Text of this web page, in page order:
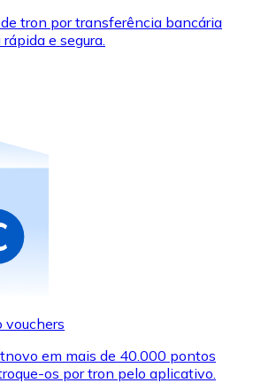
/ débito
presente das suas marcas favoritas
cartões-presente
tron por transferência bancária
e segura.
vouchers
em mais de 40.000 pontos
os por tron pelo aplicativo.